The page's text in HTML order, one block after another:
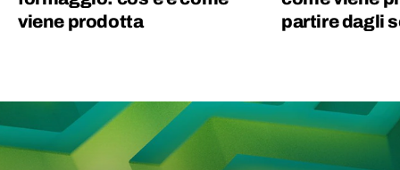
viene prodotta
partire dagli